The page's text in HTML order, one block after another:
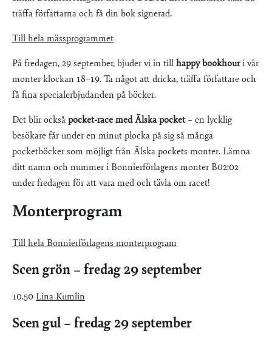
träffa författarna och få din bok signerad.
Till hela mässprogrammet
På fredagen, 29 september, bjuder vi in till happy bookhouri vår
monter klockan 18–19. Ta något att dricka, träffa författare och
få fina specialerbjudanden på böcker.
Det blir också pocket-race med Älska pocket– en lycklig
besökare får under en minut plocka på sig så många
pocketböcker som möjligt från Älska pockets monter. Lämna
ditt namn och nummer i Bonnierförlagens monter B02:02
under fredagen för att vara med och tävla om racet!
Monterprogram
Till hela Bonnierförlagens monterprogram
Scen grön – fredag 29 september
10.50 Lina Kumlin
Scen gul – fredag 29 september